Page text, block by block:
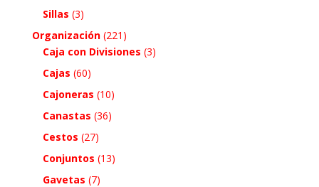
Sillas (3)
Organización (221)
Caja con Divisiones (3)
Cajas (60)
Cajoneras (10)
Canastas (36)
Cestos (27)
Conjuntos (13)
Gavetas (7)